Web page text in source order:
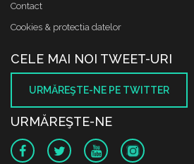
Contact
Cookies & protectia datelor
CELE MAI NOI TWEET-URI
URMĂREŞTE-NE PE TWITTER
URMĂREŞTE-NE